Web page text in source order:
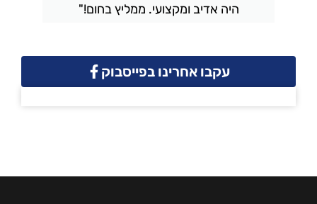
היה אדיב ומקצועי. ממליץ בחום!"
עקבו אחרינו בפייסבוק